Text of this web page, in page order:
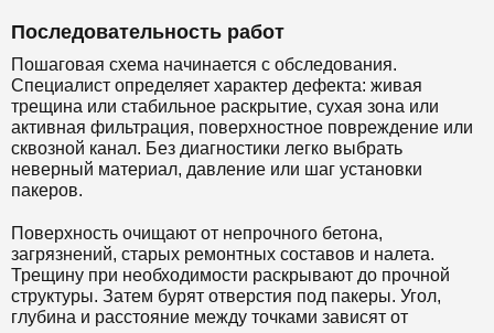
Последовательность работ
Пошаговая схема начинается с обследования.
Специалист определяет характер дефекта: живая
трещина или стабильное раскрытие, сухая зона или
активная фильтрация, поверхностное повреждение или
сквозной канал. Без диагностики легко выбрать
неверный материал, давление или шаг установки
пакеров.
Поверхность очищают от непрочного бетона,
загрязнений, старых ремонтных составов и налета.
Трещину при необходимости раскрывают до прочной
структуры. Затем бурят отверстия под пакеры. Угол,
глубина и расстояние между точками зависят от